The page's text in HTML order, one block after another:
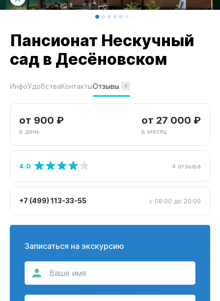
Пансионат Нескучный
сад в Десёновском
ИнфоУдобстваКонтактыОтзывы 4
от 900 ₽
в день
от 27 000 ₽
в месяц
4.0 4 отзыва
+7 (499) 113-33-55 с 08:00 до 20:00
Записаться на экскурсию